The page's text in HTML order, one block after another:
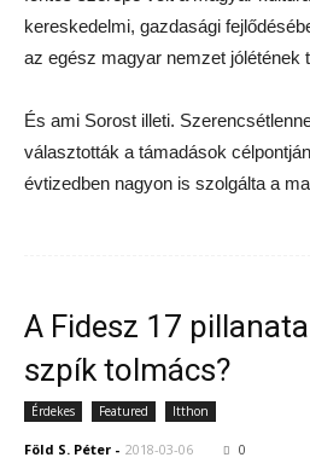
kereskedelmi, gazdasági
az egész magyar nemzet jólétének
És ami Sorost illeti.
választották a támadások
évtizedben nagyon is szolgálta a
A Fidesz 17
szpík tolmács?
Érdekes Featured Itthon
Föld S. Péter - 2018-03-06 0